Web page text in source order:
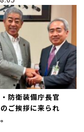
防衛装備庁長官
ご挨拶に来られ